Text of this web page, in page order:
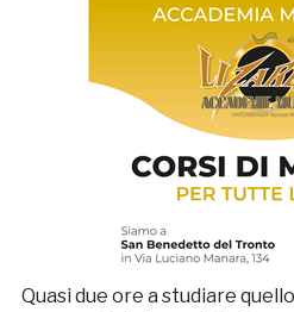
Quasi due ore a studiare